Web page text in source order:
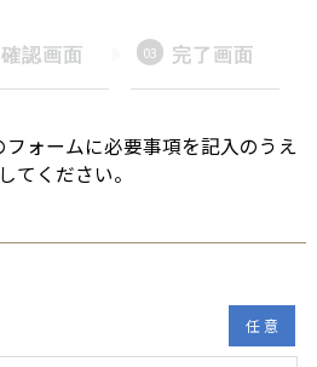
確認画面 03 完了画面
ォームに必要事項を記入のうえ
てください。
任意